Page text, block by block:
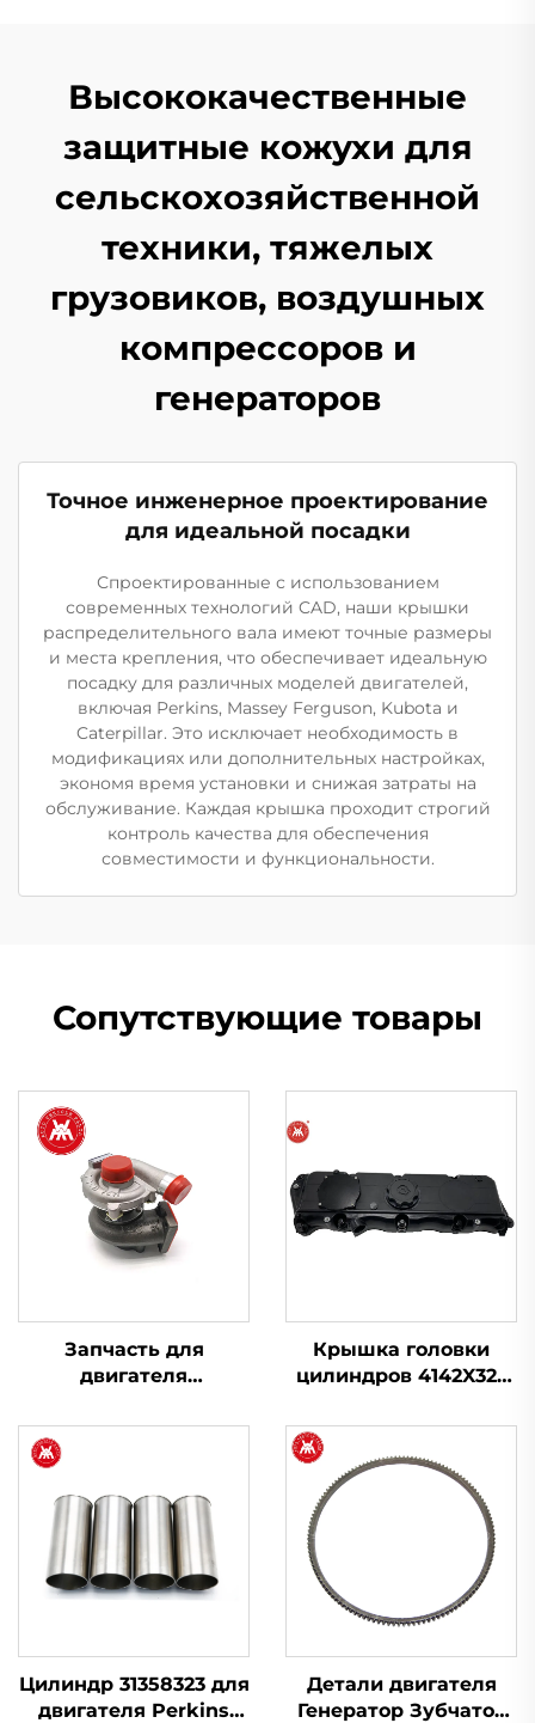
Высококачественные
защитные кожухи для
сельскохозяйственной
техники, тяжелых
грузовиков, воздушных
компрессоров и
генераторов
Точное инженерное проектирование
для идеальной посадки
Спроектированные с использованием
современных технологий CAD, наши крышки
распределительного вала имеют точные размеры
и места крепления, что обеспечивает идеальную
посадку для различных моделей двигателей,
включая Perkins, Massey Ferguson, Kubota и
Caterpillar. Это исключает необходимость в
модификациях или дополнительных настройках,
экономя время установки и снижая затраты на
обслуживание. Каждая крышка проходит строгий
контроль качества для обеспечения
совместимости и функциональности.
Сопутствующие товары
Запчасть для
двигателя
2674A423 754111-9 для
Perkins 1103A-33T,
Крышка головки
цилиндров 4142X323
Perkins серии 1100
Цилиндр 31358323 для
двигателя Perkins
Детали двигателя
Генератор Зубчатое